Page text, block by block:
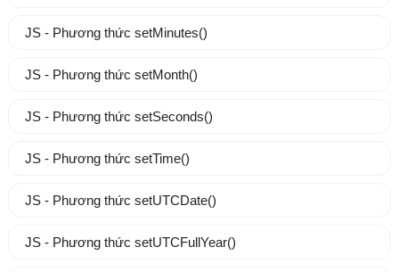
JS - Phương thức setMinutes()
JS - Phương thức setMonth()
JS - Phương thức setSeconds()
JS - Phương thức setTime()
JS - Phương thức setUTCDate()
JS - Phương thức setUTCFullYear()